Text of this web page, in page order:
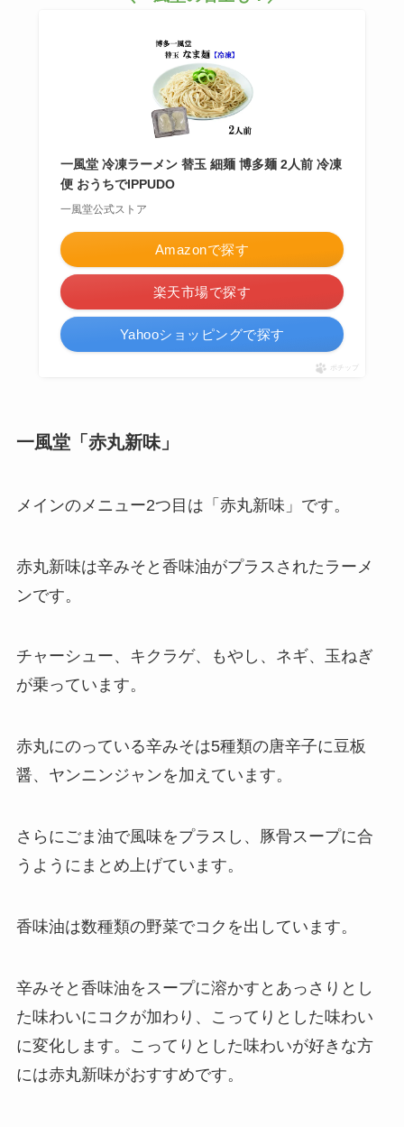
一風堂 冷凍ラーメン 替玉 細麺 博多麺 2人前 冷凍
便 おうちでIPPUDO
一風堂公式ストア
Amazonで探す
楽天市場で探す
Yahooショッピングで探す
ポチップ
一風堂「赤丸新味」
メインのメニュー2つ目は「赤丸新味」です。
赤丸新味は辛みそと香味油がプラスされたラーメ
ンです。
チャーシュー、キクラゲ、もやし、ネギ、玉ねぎ
が乗っています。
赤丸にのっている辛みそは5種類の唐辛子に豆板
醤、ヤンニンジャンを加えています。
さらにごま油で風味をプラスし、豚骨スープに合
うようにまとめ上げています。
香味油は数種類の野菜でコクを出しています。
辛みそと香味油をスープに溶かすとあっさりとし
た味わいにコクが加わり、こってりとした味わい
に変化します。こってりとした味わいが好きな方
には赤丸新味がおすすめです。